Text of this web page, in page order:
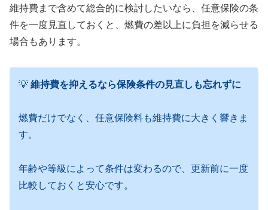
維持費まで含めて総合的に検討したいなら、任意保険の条
件を一度見直しておくと、燃費の差以上に負担を減らせる
場合もあります。
💡 維持費を抑えるなら保険条件の見直しも忘れずに
燃費だけでなく、任意保険料も維持費に大きく響きま
す。
年齢や等級によって条件は変わるので、更新前に一度
比較しておくと安心です。